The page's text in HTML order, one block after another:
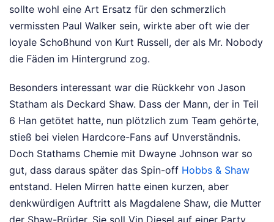
sollte wohl eine Art Ersatz für den schmerzlich
vermissten Paul Walker sein, wirkte aber oft wie der
loyale Schoßhund von Kurt Russell, der als Mr. Nobody
die Fäden im Hintergrund zog.
Besonders interessant war die Rückkehr von Jason
Statham als Deckard Shaw. Dass der Mann, der in Teil
6 Han getötet hatte, nun plötzlich zum Team gehörte,
stieß bei vielen Hardcore-Fans auf Unverständnis.
Doch Stathams Chemie mit Dwayne Johnson war so
gut, dass daraus später das Spin-off Hobbs & Shaw
entstand. Helen Mirren hatte einen kurzen, aber
denkwürdigen Auftritt als Magdalene Shaw, die Mutter